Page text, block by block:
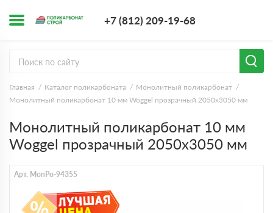
+7 (812) 209-19-68
Главная Каталог поликарбоната
Монолитный поликарбонат
Монолитный поликарбонат 10 мм Woggel прозрачный 2050х3050 мм
Монолитный поликарбонат 10 мм
Woggel прозрачный 2050х3050 мм
Арт. MonPo-94355